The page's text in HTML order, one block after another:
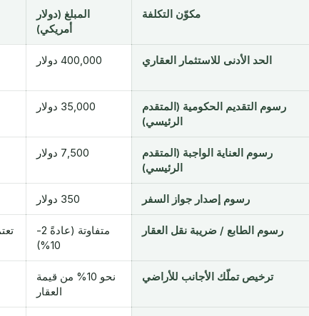
مكوّن التكلفة
المبلغ (دولار
أمريكي)
الحد الأدنى للاستثمار العقاري 400,000 دولار
رسوم التقديم الحكومية (المتقدم
الرئيسي)
35,000 دولار
رسوم العناية الواجبة (المتقدم
الرئيسي)
7,500 دولار
رسوم إصدار جواز السفر 350 دولار
رسوم الطابع / ضريبة نقل العقار
متفاوتة (عادةً 2-
10%)
ترخيص تملّك الأجانب للأراضي
نحو 10% من قيمة
العقار